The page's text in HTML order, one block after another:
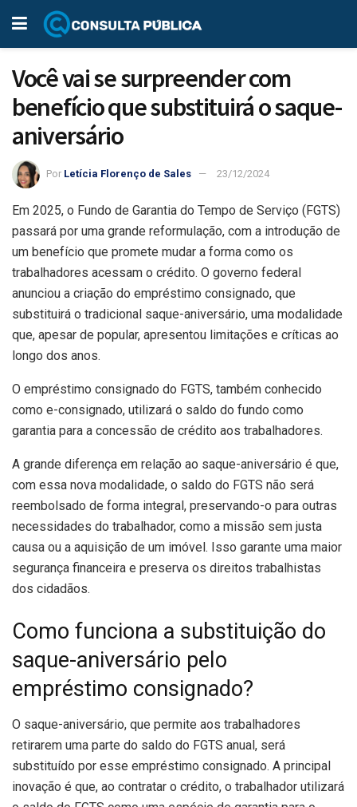
Você vai se surpreender com
benefício que substituirá o saque-
aniversário
Por Letícia Florenço de Sales 23/12/2024
Em 2025, o Fundo de Garantia do Tempo de Serviço (FGTS)
passará por uma grande reformulação, com a introdução de
um benefício que promete mudar a forma como os
trabalhadores acessam o crédito. O governo federal
anunciou a criação do empréstimo consignado, que
substituirá o tradicional saque-aniversário, uma modalidade
que, apesar de popular, apresentou limitações e críticas ao
longo dos anos.
O empréstimo consignado do FGTS, também conhecido
como e-consignado, utilizará o saldo do fundo como
garantia para a concessão de crédito aos trabalhadores.
A grande diferença em relação ao saque-aniversário é que,
com essa nova modalidade, o saldo do FGTS não será
reembolsado de forma integral, preservando-o para outras
necessidades do trabalhador, como a missão sem justa
causa ou a aquisição de um imóvel. Isso garante uma maior
segurança financeira e preserva os direitos trabalhistas
dos cidadãos.
Como funciona a substituição do
saque-aniversário pelo
empréstimo consignado?
O saque-aniversário, que permite aos trabalhadores
retirarem uma parte do saldo do FGTS anual, será
substituído por esse empréstimo consignado. A principal
inovação é que, ao contratar o crédito, o trabalhador utilizará